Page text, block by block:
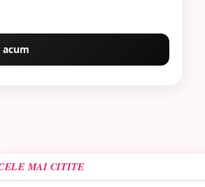
MAI CITITE